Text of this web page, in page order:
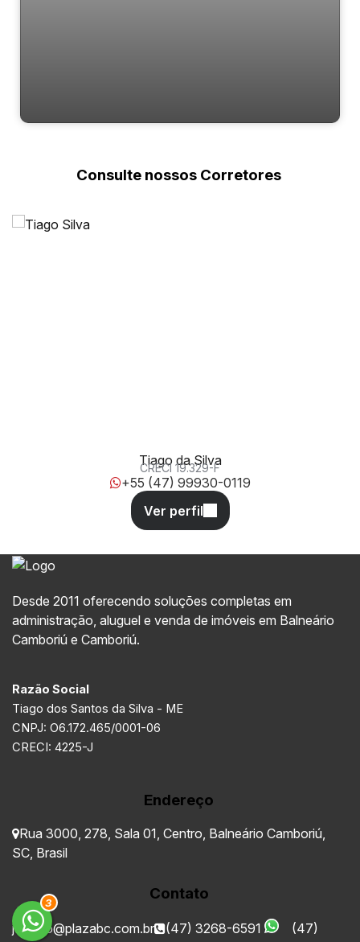
3
Consulte nossos Corretores
Tiago da Silva
CRECI 19.329-F
+55 (47) 99930-0119
Desde 2011 oferecendo soluções completas em
administração, aluguel e venda de imóveis em Balneário
Camboriú e Camboriú.
Razão Social
Tiago dos Santos da Silva - ME
CNPJ: O6.172.465/0001-06
CRECI: 4225-J
Endereço
Rua 3000 278 Sala 01 Centro Balneário Camboriú
SC Brasil
Contato
juridico@plazabc.com.br (47) 3268-6591
(47)